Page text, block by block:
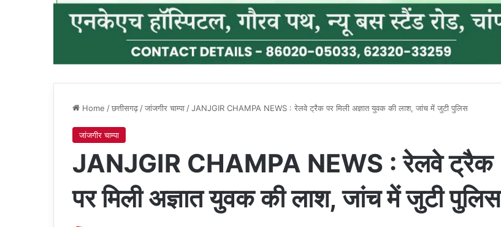
Home /छत्तीसगढ़ /जांजगीर चाम्पा /JANJGIR CHAMPA NEWS : रेलवे ट्रैक पर मिली अज्ञात युवक की लाश, जांच में जुटी पुलिस
जांजगीर चाम्पा
JANJGIR CHAMPA NEWS : रेलवे ट्रैक
पर मिली अज्ञात युवक की लाश, जांच में जुटी पुलिस